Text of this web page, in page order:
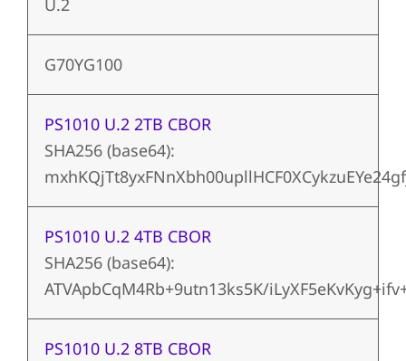
U.2
G70YG100
PS1010 U.2 2TB CBOR
SHA256 (base64):
PS1010 U.2 4TB CBOR
SHA256 (base64):
ATVApbCqM4Rb+9utn13ks5K/
PS1010 U.2 8TB CBOR